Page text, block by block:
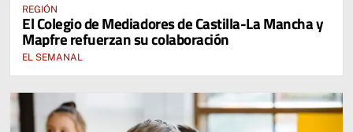
REGIÓN
El Colegio de Mediadores de Castilla-La Mancha y
Mapfre refuerzan su colaboración
EL SEMANAL